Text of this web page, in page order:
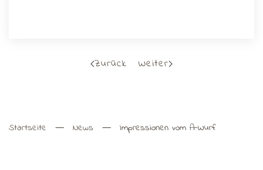
Zurück Weiter
Startseite News Impressionen vom A-Wurf